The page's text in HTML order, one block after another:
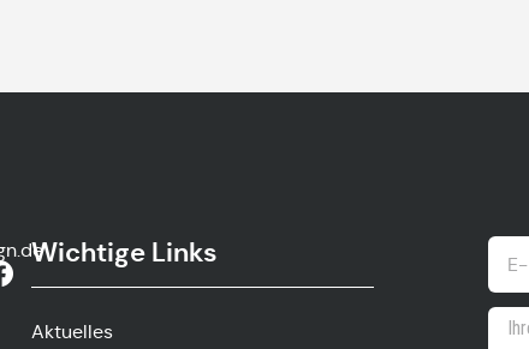
Wichtige Links
Aktuelles